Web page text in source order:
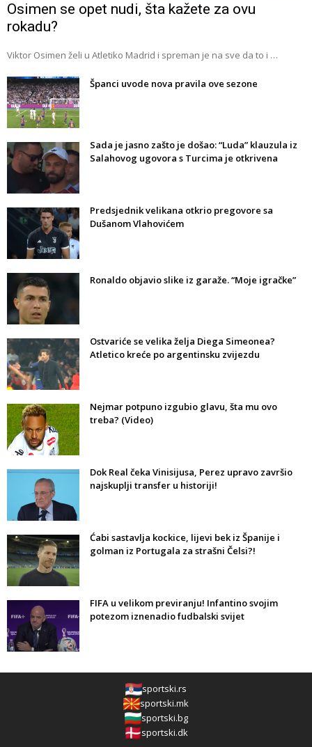
Osimen se opet nudi, šta kažete za ovu
rokadu?
Viktor Osimen želi u Atletiko Madrid i spreman je na sve da to i …
Španci uvode nova pravila ove sezone
Sada je jasno zašto je došao: “Luda” klauzula iz
Salahovog ugovora s Turcima je otkrivena
Predsjednik velikana otkrio pregovore sa
Dušanom Vlahovićem
Ronaldo objavio slike iz garaže. “Moje igračke”
Ostvariće se velika želja Diega Simeonea?
Atletico kreće po argentinsku zvijezdu
Nejmar potpuno izgubio glavu, šta mu ovo
treba? (Video)
Dok Real čeka Vinisijusa, Perez upravo završio
najskuplji transfer u historiji!
Ćabi sastavlja kockice, lijevi bek iz Španije i
golman iz Portugala za strašni Čelsi?!
FIFA u velikom previranju! Infantino svojim
potezom iznenadio fudbalski svijet
sportski.rs
sportski.mk
sportski.bg
sportski.dk